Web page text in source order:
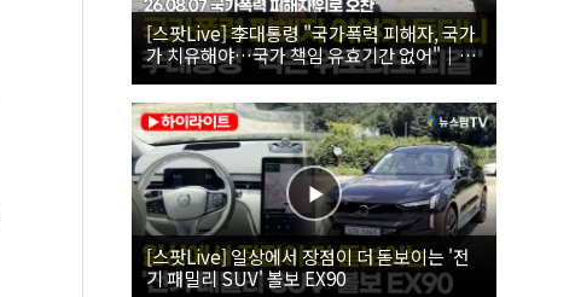
[스팟Live] 李대통령 "국가폭력 피해자, 국가
가 치유해야…국가 책임 유효기간 없어"｜
26.08.07 국가폭력 피해자 위로 오찬
[스팟Live] 일상에서 장점이 더 돋보이는 '전
기 패밀리 SUV' 볼보 EX90